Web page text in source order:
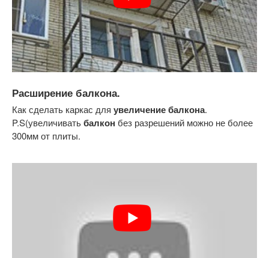
Расширение балкона.
Как сделать каркас для увеличение балкона.
P.S(увеличиватьбалкон без разрешений можно не более
300мм от плиты.